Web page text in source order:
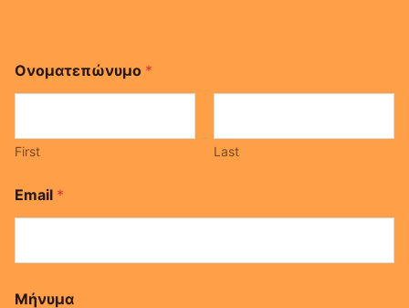
Ονοματεπώνυμο *
First Last
Email *
m
Μήνυμα